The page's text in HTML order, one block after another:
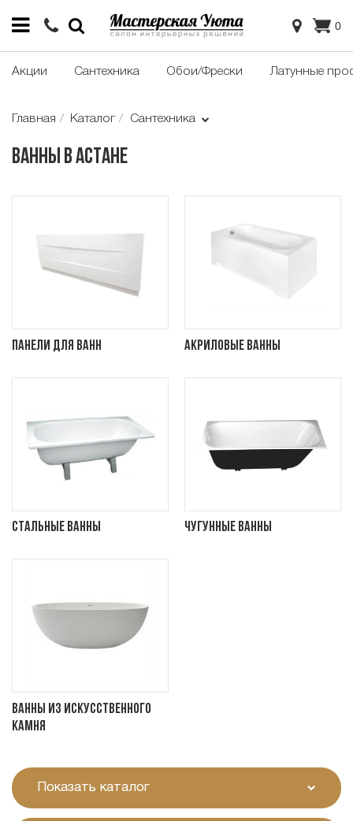
0
Акции Сантехника Обои/Фрески Латунные
Главная Каталог Сантехника
Ванны в Астане
Панели для ванн Акриловые ванны
Стальные ванны Чугунные ванны
Ванны из искусственного
камня
Показать каталог